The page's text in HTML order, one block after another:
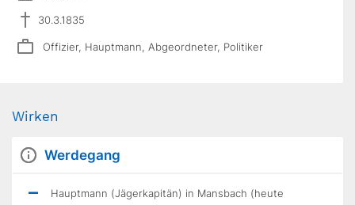
30.3.1835
Offizier, Hauptmann, Abgeordneter, Politiker
Wirken
Werdegang
Hauptmann (Jägerkapitän) in Mansbach (heute